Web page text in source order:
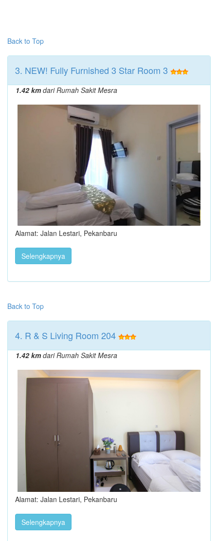
Back to Top
3. NEW! Fully Furnished 3 Star Room 3
1.42 kmdari Rumah Sakit Mesra
Alamat: Jalan Lestari, Pekanbaru
Selengkapnya
Back to Top
4. R & S Living Room 204
1.42 kmdari Rumah Sakit Mesra
Alamat: Jalan Lestari, Pekanbaru
Selengkapnya